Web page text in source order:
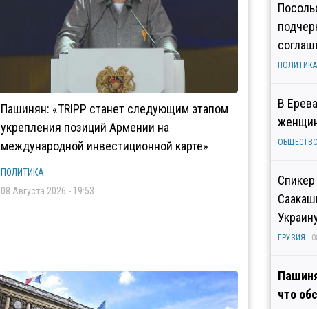
Пашинян: «TRIPP станет следующим этапом
укрепления позиций Армении на
международной инвестиционной карте»
ПОЛИТИКА
08 Августа 2026 - 19:53
ПОЛИТИКА
В
ОБЩЕСТВО
ГРУЗИЯ
что